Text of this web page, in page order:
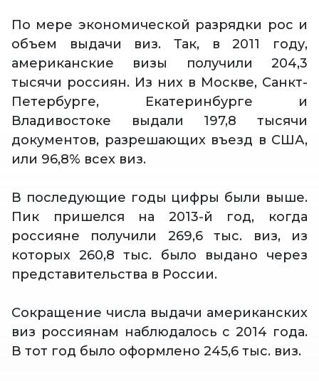
По мере экономической разрядки рос и
объем выдачи виз. Так, в 2011 году,
американские визы получили 204,3
тысячи россиян. Из них в Москве, Санкт-
Петербурге, Екатеринбурге и
Владивостоке выдали 197,8 тысячи
документов, разрешающих въезд в США,
или 96,8% всех виз.
В последующие годы цифры были выше.
Пик пришелся на 2013-й год, когда
россияне получили 269,6 тыс. виз, из
которых 260,8 тыс. было выдано через
представительства в России.
Сокращение числа выдачи американских
виз россиянам наблюдалось с 2014 года.
В тот год было оформлено 245,6 тыс. виз.